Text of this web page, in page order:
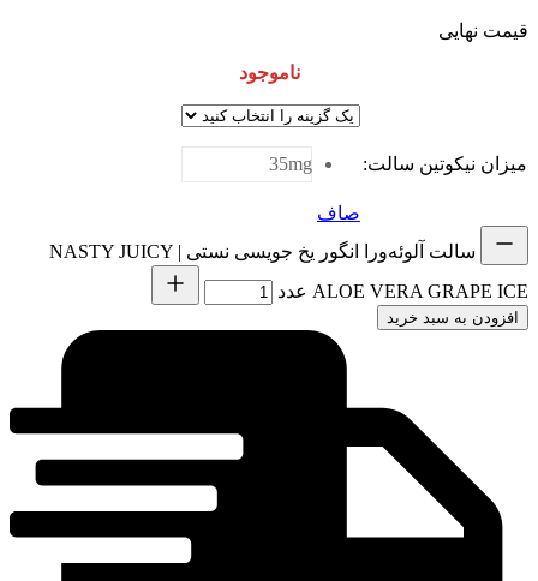
قیمت نهایی
ناموجود
میزان نیکوتین سالت:
35mg
صاف
سالت آلوئه‌ورا انگور یخ جویسی نستی | NASTY JUICY
ALOE VERA GRAPE ICE عدد
افزودن به سبد خرید